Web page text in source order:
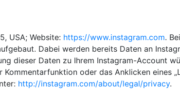
USA; Website: https://www.instagram.com.
Dabei werden bereits Daten an
dieser Daten zu Ihrem Instagram-Account
oder das Anklicken eines
http://instagram.com/about/legal/privacy.